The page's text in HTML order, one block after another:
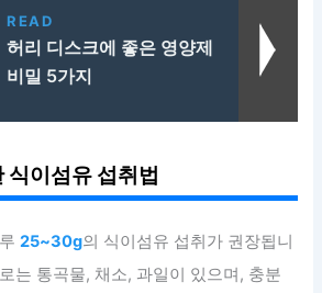
READ
허리 디스크에 좋은 영양제
비밀 5가지
식이섬유 섭취법
루25~30g의 식이섬유 섭취가 권장됩니
는 통곡물, 채소, 과일이 있으며, 충분